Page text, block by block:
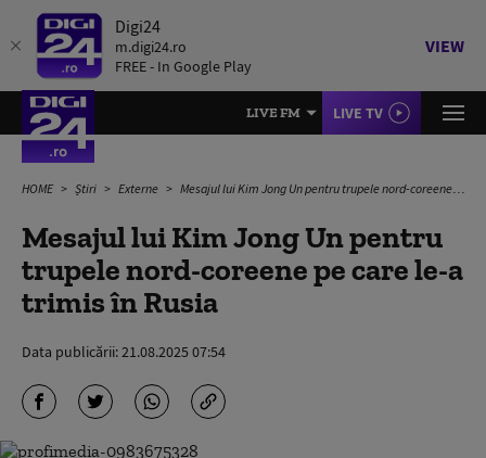
Digi24
m.digi24.ro
FREE - In Google Play
VIEW
LIVE FM LIVE TV
HOME Știri Externe Mesajul lui Kim Jong Un pentru trupele nord-coreene pe care le-a trimis în Rusia
Mesajul lui Kim Jong Un pentru
trupele nord-coreene pe care le-a
trimis în Rusia
Data publicării:21.08.2025 07:54